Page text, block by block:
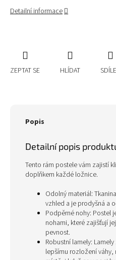
Detailní informace
ZEPTAT SE HLÍDAT
Popis
Detailní popis
Tento rám postele vám zajistí
doplňkem každé ložnice.
Odolný materiál:
vzhled a je prodyšná a
Podpěrné nohy: Postel
nohami, které zajišťují
pevnost.
Robustní lamely:
lepšímu rozložení váhy,